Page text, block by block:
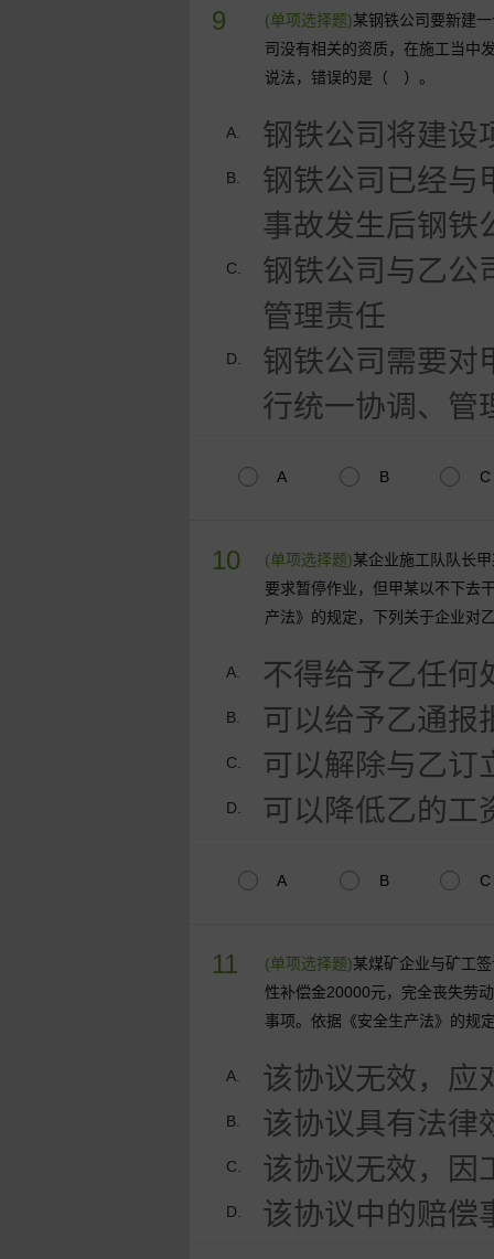
9 (单项选择题)某钢铁公司要新建
司没有相关的资质，在施工当中
说法，错误的是（ ）。
A. 钢铁公司将建设
B.
钢铁公司已经与
事故发生后钢铁
C.
钢铁公司与乙公
管理责任
D.
钢铁公司需要对
行统一协调、管
A B C
10 (单项选择题)某企业施工队队长
要求暂停作业，但甲某以不下去
产法》的规定，下列关于企业
A. 不得给予乙任何
B. 可以给予乙通报
C. 可以解除与乙订
D. 可以降低乙的工
A B C
11 (单项选择题)某煤矿企业与矿工
性补偿金20000元，完全丧失劳
事项。依据《安全生产法》的规
A. 该协议无效，应
B. 该协议具有法律
C. 该协议无效，因
D. 该协议中的赔偿